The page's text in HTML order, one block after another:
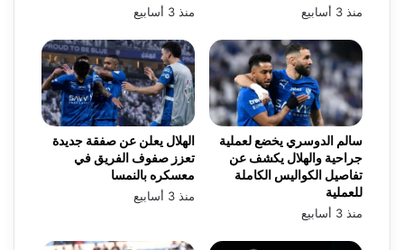
منذ 3 أسابيع منذ 3 أسابيع
الهلال يعلن عن صفقة جديدة
تعزز صفوف الفريق في
معسكره بالنمسا
منذ 3 أسابيع
سالم الدوسري يخضع لعملية
جراحية والهلال يكشف عن
تفاصيل الكواليس الكاملة
للعملية
منذ 3 أسابيع